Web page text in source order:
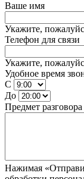
Ваше имя
Укажите,
Телефон для связи
Укажите,
Удобное время
С
До
Предмет разговора
Нажимая